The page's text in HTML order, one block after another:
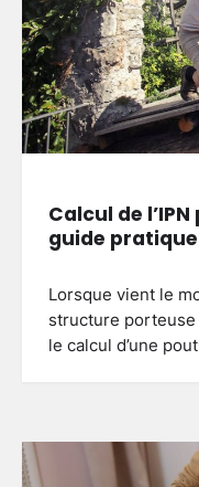
Calcul de
guide pratique
Lorsque vient le
structure porteuse
le calcul d’une